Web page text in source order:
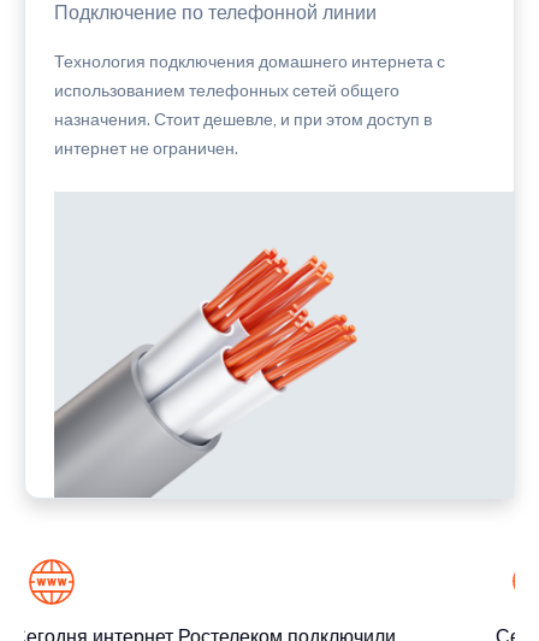
Подключение по телефонной линии
Технология подключения домашнего интернета с
использованием телефонных сетей общего
назначения. Стоит дешевле, и при этом доступ в
интернет не ограничен.